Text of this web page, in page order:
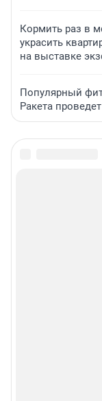
Кормить раз в
украсить
на выставке
Популярный
Ракета